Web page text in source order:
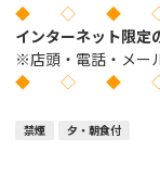
◆ ◇ ◆
インターネット限定
※店頭・電話・メー
◆ ◇ ◆
禁煙 夕・朝食付